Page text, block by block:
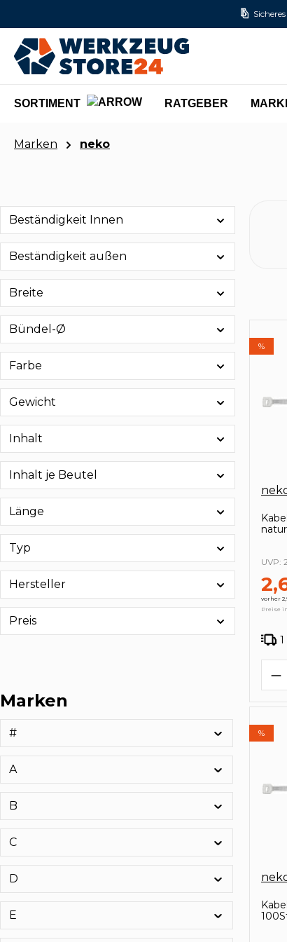
SORTIMENT RATGEBER
Marken neko
Beständigkeit Innen
Beständigkeit außen
Breite
Bündel-Ø
Farbe
Gewicht
Inhalt
Inhalt je Beutel
Länge
Typ
Hersteller
Preis
Marken
#
A
B
C
D
E
%
vorher
UVP:
Preise
%